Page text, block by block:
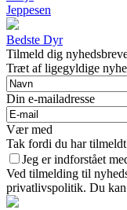
Jeppesen
Bedste Dyr
Tilmeld dig
Træt af ligegyldige
Din e-mailadresse
Vær med
Tak fordi du har
Jeg er indforstået
Ved tilmelding til
privatlivspolitik. Du